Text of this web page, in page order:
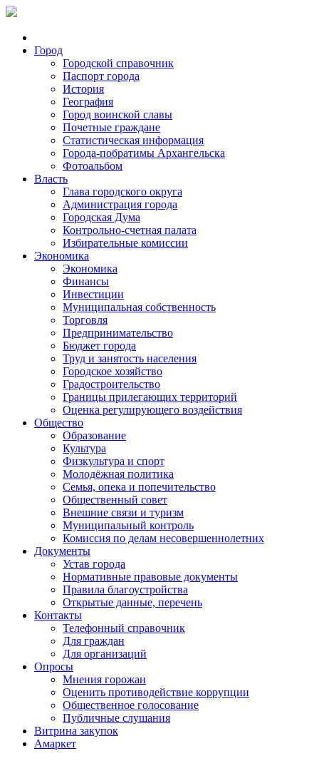
Город
Городской справочник
Паспорт города
История
География
Город воинской славы
Почетные граждане
Статистическая информация
Города-побратимы Архангельска
Фотоальбом
Власть
Глава городского округа
Администрация города
Городская Дума
Контрольно-счетная палата
Избирательные комиссии
Экономика
Экономика
Финансы
Инвестиции
Муниципальная собственность
Торговля
Предпринимательство
Бюджет города
Труд и занятость населения
Городское хозяйство
Градостроительство
Границы прилегающих территорий
Оценка регулирующего воздействия
Общество
Образование
Культура
Физкультура и спорт
Молодёжная политика
Семья, опека и попечительство
Общественный совет
Внешние связи и туризм
Муниципальный контроль
Комиссия по делам несовершеннолетних
Документы
Устав города
Нормативные правовые документы
Правила благоустройства
Открытые данные, перечень
Контакты
Телефонный справочник
Для граждан
Для организаций
Опросы
Мнения горожан
Оценить противодействие коррупции
Общественное голосование
Публичные слушания
Витрина закупок
Амаркет